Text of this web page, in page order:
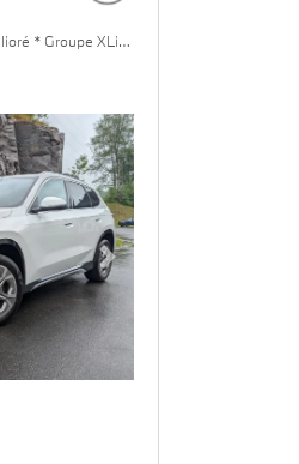
xDrive28i Groupe de Luxe Amélioré * Groupe XLine
Next